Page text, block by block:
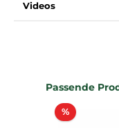
Videos
Produktgalerie
Passende
%Rabatt